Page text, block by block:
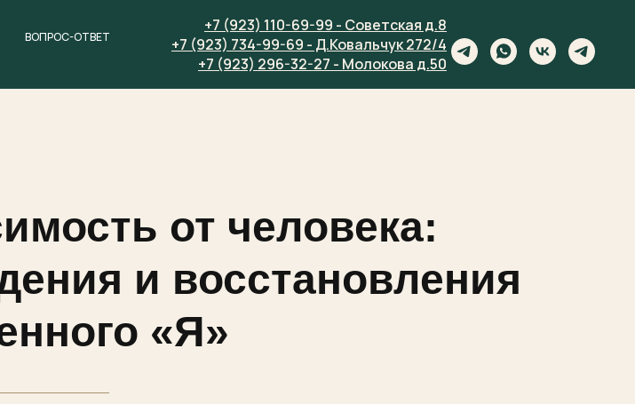
ВОПРОС-ОТВЕТ
+7 (923) 110-69-99 - Советская д.8
+7 (923) 734-99-69 - Д.Ковальчук 272/4
+7 (923) 296-32-27 - Молокова д.50
от человека:
и восстановления
«Я»